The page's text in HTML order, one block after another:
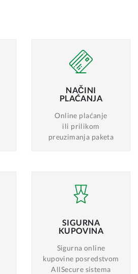
NAČINI
PLAĆANJA
Online plaćanje
ili prilikom
preuzimanja paketa
SIGURNA
KUPOVINA
Sigurna online
kupovine posredstvom
AllSecure sistema